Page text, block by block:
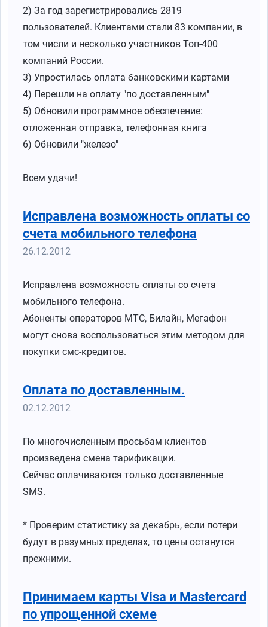
2) За год зарегистрировались 2819
пользователей. Клиентами стали 83 компании, в
том числи и несколько участников Топ-400
компаний России.
3) Упростилась оплата банковскими картами
4) Перешли на оплату "по доставленным"
5) Обновили программное обеспечение:
отложенная отправка, телефонная книга
6) Обновили "железо"
Всем удачи!
Исправлена возможность оплаты со
счета мобильного телефона
26.12.2012
Исправлена возможность оплаты со счета
мобильного телефона.
Абоненты операторов МТС, Билайн, Мегафон
могут снова воспользоваться этим методом для
покупки смс-кредитов.
Оплата по доставленным.
02.12.2012
По многочисленным просьбам клиентов
произведена смена тарификации.
Сейчас оплачиваются только доставленные
SMS.
* Проверим статистику за декабрь, если потери
будут в разумных пределах, то цены останутся
прежними.
Принимаем карты Visa и Mastercard
по упрощенной схеме